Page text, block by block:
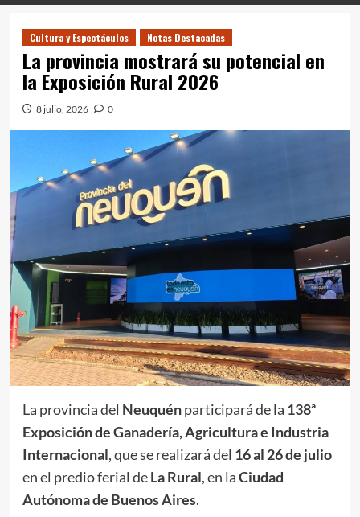
Cultura y Espectáculos Notas Destacadas
La provincia mostrará su potencial en
la Exposición Rural 2026
8 julio, 2026 0
La provincia del Neuquénparticipará de la 138ª
Exposición de Ganadería, Agricultura e Industria
Internacional, que se realizará del 16 al 26 de julio
en el predio ferial deLa Rural, en laCiudad
Autónoma de Buenos Aires.